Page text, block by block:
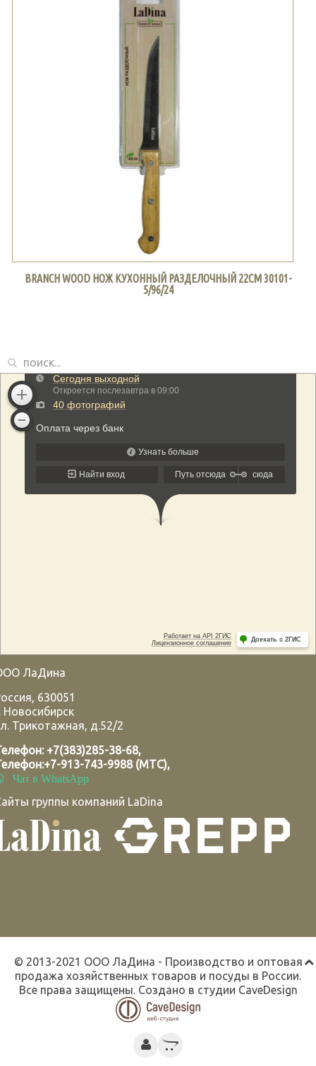
BRANCH WOOD НОЖ КУХОННЫЙ РАЗДЕЛОЧНЫЙ 22СМ 30101-
5/96/24
ЛаДина
, 630051
Новосибирск
Трикотажная, д.52/2
+7(383)285-38-68,
+7-913-743-9988 (МТС),
Чат в WhatsApp
группы компаний LaDina
© 2013-2021 ООО ЛаДина - Производство и оптовая
продажа хозяйственных товаров и посуды в России.
Все права защищены. Создано в студии CaveDesign